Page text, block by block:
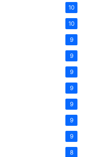
10
10
9
9
9
9
9
9
9
8